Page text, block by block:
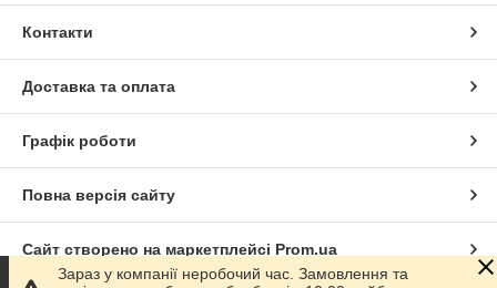
Контакти
Доставка та оплата
Графік роботи
Повна версія сайту
Сайт створено на маркетплейсі Prom.ua
Зараз у компанії неробочий час. Замовлення та